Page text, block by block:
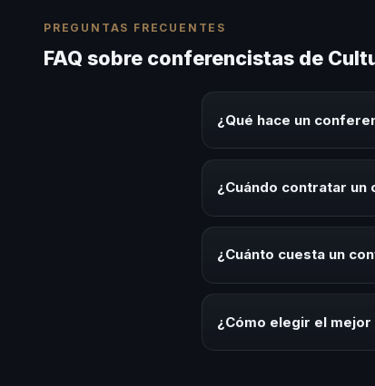
PREGUNTAS FRECUENTES
FAQ sobre conferencistas de
¿Qué hace un
herramientas aplicables
¿Cuándo contratar un
¿Cuánto cuesta un
¿Cómo elegir el